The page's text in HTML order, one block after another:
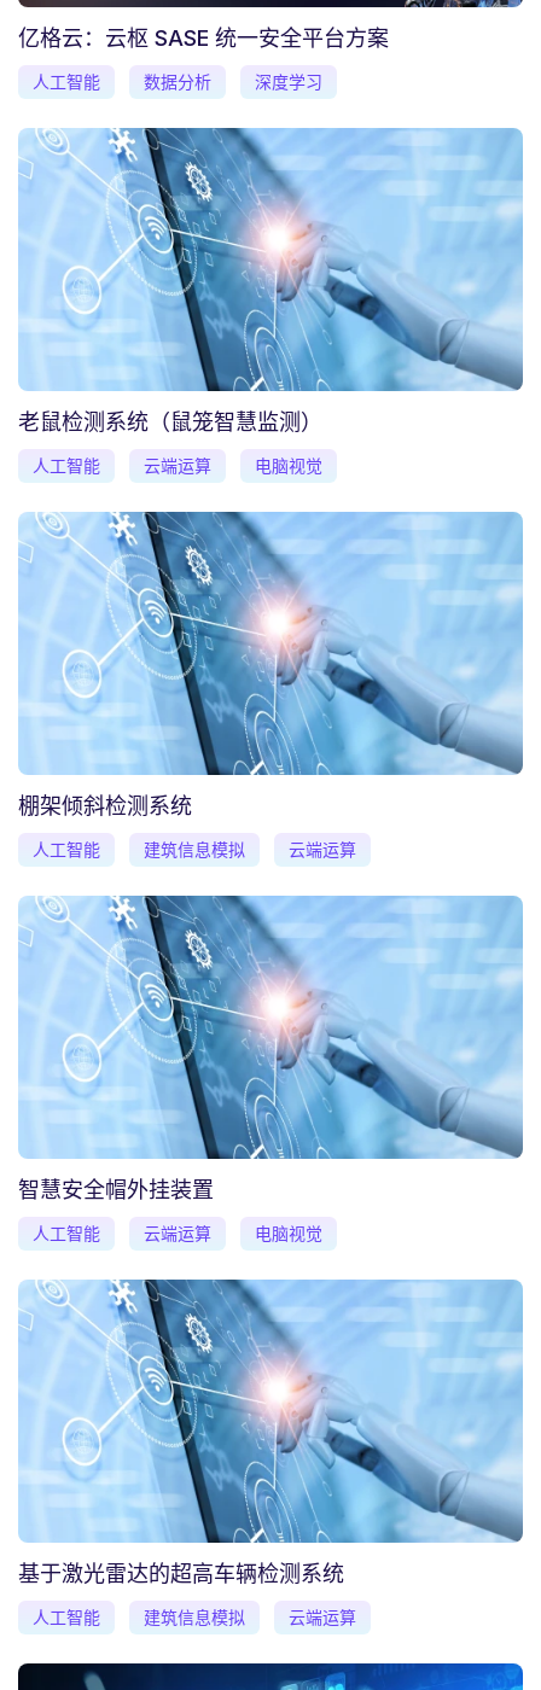
亿格云：云枢 SASE 统一安全平台方案
人工智能 数据分析 深度学习
老鼠检测系统（鼠笼智慧监测）
人工智能 云端运算 电脑视觉
棚架倾斜检测系统
人工智能 建筑信息模拟 云端运算
智慧安全帽外挂装置
人工智能 云端运算 电脑视觉
基于激光雷达的超高车辆检测系统
人工智能 建筑信息模拟 云端运算